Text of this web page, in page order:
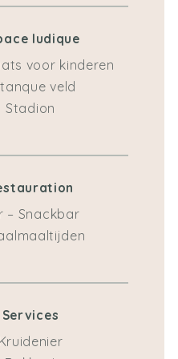
ludique
voor kinderen
veld
Stadion
– Snackbar
Services
Kruidenier